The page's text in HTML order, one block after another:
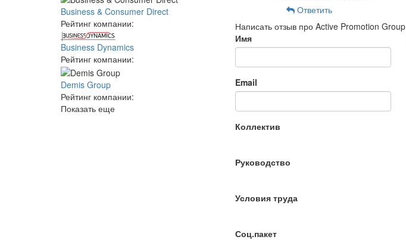
Business & Consumer Direct
Рейтинг компании:
Business Dynamics
Рейтинг компании:
Demis Group
Рейтинг компании:
Показать еще
Ответить
Написать отзыв про Active Promotion Group
Имя
Email
Коллектив
Руководство
Условия труда
Соц.пакет